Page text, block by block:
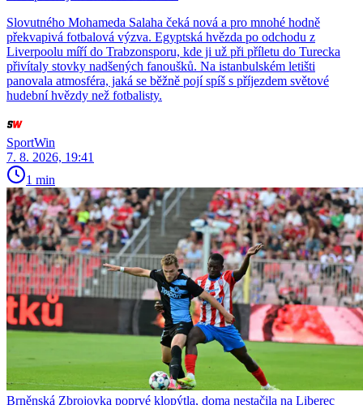
Slovutného Mohameda Salaha čeká nová a pro mnohé hodně
překvapivá fotbalová výzva. Egyptská hvězda po odchodu z
Liverpoolu míří do Trabzonsporu, kde ji už při příletu do Turecka
přivítaly stovky nadšených fanoušků. Na istanbulském letišti
panovala atmosféra, jaká se běžně pojí spíš s příjezdem světové
hudební hvězdy než fotbalisty.
SportWin
7. 8. 2026, 19:41
1 min
Brněnská Zbrojovka poprvé klopýtla, doma nestačila na Liberec